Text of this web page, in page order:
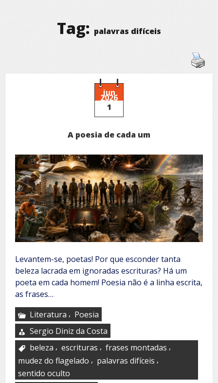
Tag: palavras difíceis
jun
2026
1
A poesia de cada um
Levantem-se, poetas! Por que esconder tanta
beleza lacrada em ignoradas escrituras? Há um
poeta em cada homem! Poesia não é a linha escrita,
as frases…
Literatura , Poesia
Sergio Diniz da Costa
beleza , escrituras , frases montadas ,
mudez do flagelado , palavras difíceis ,
sentido oculto